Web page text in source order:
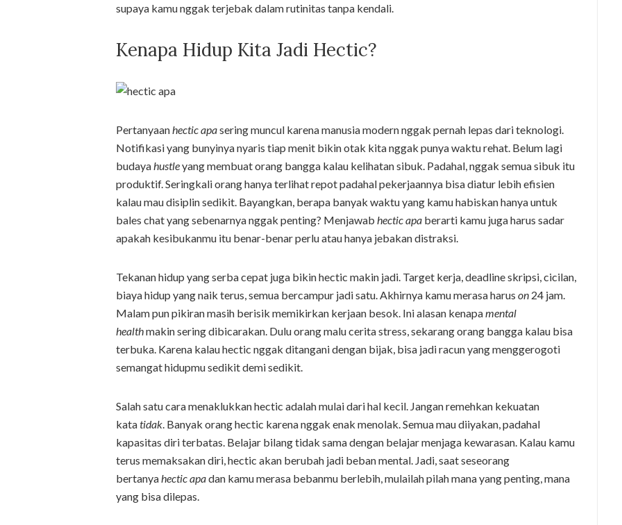
supaya kamu nggak terjebak dalam rutinitas tanpa kendali.
Kenapa Hidup Kita Jadi Hectic?
Pertanyaanhectic apasering muncul karena manusia modern nggak pernah lepas dari teknologi.
Notifikasi yang bunyinya nyaris tiap menit bikin otak kita nggak punya waktu rehat. Belum lagi
budayahustleyang membuat orang bangga kalau kelihatan sibuk. Padahal, nggak semua sibuk itu
produktif. Seringkali orang hanya terlihat repot padahal pekerjaannya bisa diatur lebih efisien
kalau mau disiplin sedikit. Bayangkan, berapa banyak waktu yang kamu habiskan hanya untuk
bales chat yang sebenarnya nggak penting? Menjawab hectic apa berarti kamu juga harus sadar
apakah kesibukanmu itu benar-benar perlu atau hanya jebakan distraksi.
Tekanan hidup yang serba cepat juga bikin hectic makin jadi. Target kerja, deadline skripsi, cicilan,
biaya hidup yang naik terus, semua bercampur jadi satu. Akhirnya kamu merasa harus on 24 jam.
Malam pun pikiran masih berisik memikirkan kerjaan besok. Ini alasan kenapamental
healthmakin sering dibicarakan. Dulu orang malu cerita stress, sekarang orang bangga kalau bisa
terbuka. Karena kalau hectic nggak ditangani dengan bijak, bisa jadi racun yang menggerogoti
semangat hidupmu sedikit demi sedikit.
Salah satu cara menaklukkan hectic adalah mulai dari hal kecil. Jangan remehkan kekuatan
katatidak. Banyak orang hectic karena nggak enak menolak. Semua mau diiyakan, padahal
kapasitas diri terbatas. Belajar bilang tidak sama dengan belajar menjaga kewarasan. Kalau kamu
terus memaksakan diri, hectic akan berubah jadi beban mental. Jadi, saat seseorang
bertanyahectic apadan kamu merasa bebanmu berlebih, mulailah pilah mana yang penting, mana
yang bisa dilepas.